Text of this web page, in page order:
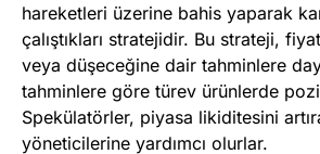
hareketleri üzerine bahis yaparak
çalıştıkları stratejidir. Bu strateji,
veya düşeceğine dair tahminlere
tahminlere göre türev ürünlerde
Spekülatörler, piyasa likiditesini
yöneticilerine yardımcı olurlar.